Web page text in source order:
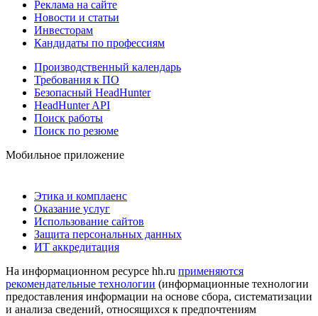
Реклама на сайте
Новости и статьи
Инвесторам
Кандидаты по профессиям
Производственный календарь
Требования к ПО
Безопасный HeadHunter
HeadHunter API
Поиск работы
Поиск по резюме
Мобильное приложение
Этика и комплаенс
Оказание услуг
Использование сайтов
Защита персональных данных
ИТ аккредитация
На информационном ресурсе hh.ru применяются
рекомендательные технологии (информационные технологии
предоставления информации на основе сбора, систематизации
и анализа сведений, относящихся к предпочтениям